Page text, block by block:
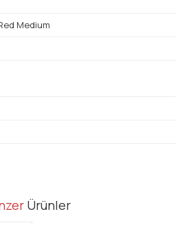
Medium
açıklamalarında ve diğer
Ürünler